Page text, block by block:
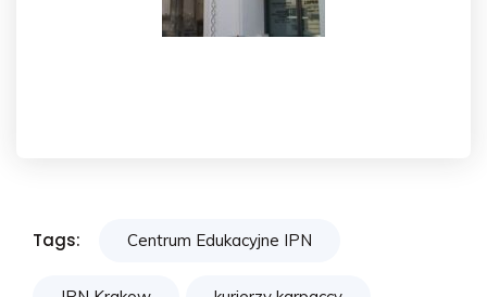
Tags: Centrum Edukacyjne IPN